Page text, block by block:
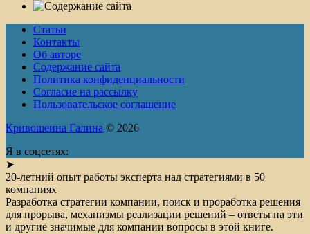
Статьи
Контакты
Об авторе
Содержание сайта
Политика конфиденциальности
Согласие на рассылку
Пользовательское соглашение
Кривошеина Галина © 2026
Я в соцсетях:
➤
20-летний опыт работы эксперта над стратегиями в 50
компаниях
Разработка стратегии компании, поиск и проработка решения
для прорыва, механизмы реализации решений – ответы на эти
и другие значимые для компании вопросы в этой книге.